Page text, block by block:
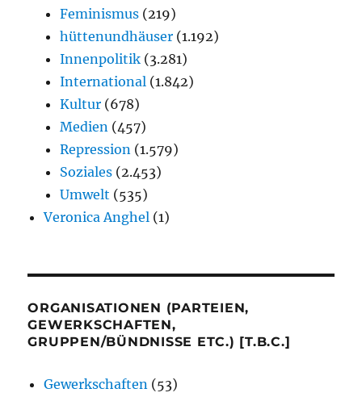
Feminismus (219)
hüttenundhäuser (1.192)
Innenpolitik (3.281)
International (1.842)
Kultur (678)
Medien (457)
Repression (1.579)
Soziales (2.453)
Umwelt (535)
Veronica Anghel (1)
ORGANISATIONEN (PARTEIEN,
GEWERKSCHAFTEN,
GRUPPEN/BÜNDNISSE ETC.) [T.B.C.]
Gewerkschaften (53)